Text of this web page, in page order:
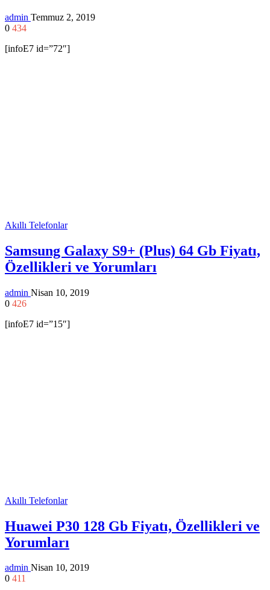
admin Temmuz 2, 2019
0 434
[infoE7 id=”72″]
Akıllı Telefonlar
Samsung Galaxy S9+ (Plus) 64 Gb Fiyatı,
Özellikleri ve Yorumları
admin Nisan 10, 2019
0 426
[infoE7 id=”15″]
Akıllı Telefonlar
Huawei P30 128 Gb Fiyatı, Özellikleri ve
Yorumları
admin Nisan 10, 2019
0 411